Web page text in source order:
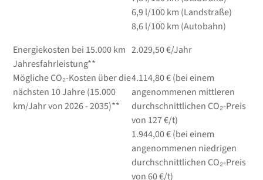
6,9l/100 km (Landstraße)
8,6l/100 km (Autobahn)
Energiekosten bei 15.000 km
Jahresfahrleistung**
2.029,50 €/Jahr
Mögliche CO₂-Kosten über die
nächsten 10 Jahre (15.000
km/Jahr von 2026 - 2035)**
4.114,80 € (bei einem
angenommenen mittleren
durchschnittlichen CO₂-Preis
von 127 €/t)
1.944,00 € (bei einem
angenommenen niedrigen
durchschnittlichen CO₂-Preis
von 60 €/t)